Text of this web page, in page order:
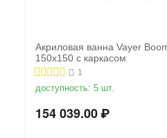
Акриловая ванна Vayer
150x150 с каркасом
1
доступность: 5 шт.
154 039.00₽